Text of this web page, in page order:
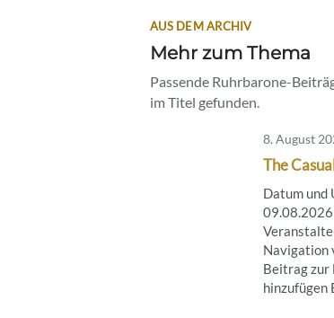
AUS DEM ARCHIV
Mehr zum Thema
Passende Ruhrbarone-
im Titel gefunden.
8. August
The
Datum und
Navigation
Beitrag zur
hinzufügen